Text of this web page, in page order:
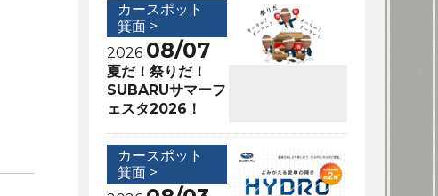
カースポット
箕面 >
2026 08/07
夏だ！祭りだ！
SUBARUサマーフ
ェスタ2026！
カースポット
箕面 >